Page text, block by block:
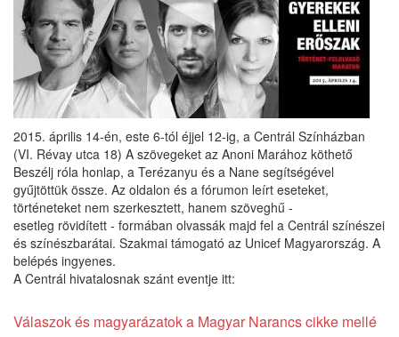
2015. április 14-én, este 6-tól éjjel 12-ig, a Centrál Színházban
(VI. Révay utca 18) A szövegeket az Anoni Marához köthető
Beszélj róla honlap, a Terézanyu és a Nane segítségével
gyűjtöttük össze. Az oldalon és a fórumon leírt eseteket,
történeteket nem szerkesztett, hanem szöveghű -
esetleg rövidített - formában olvassák majd fel a Centrál színészei
és színészbarátai. Szakmai támogató az Unicef Magyarország. A
belépés ingyenes.
A Centrál hivatalosnak szánt eventje itt:
Válaszok és magyarázatok a Magyar Narancs cikke mellé